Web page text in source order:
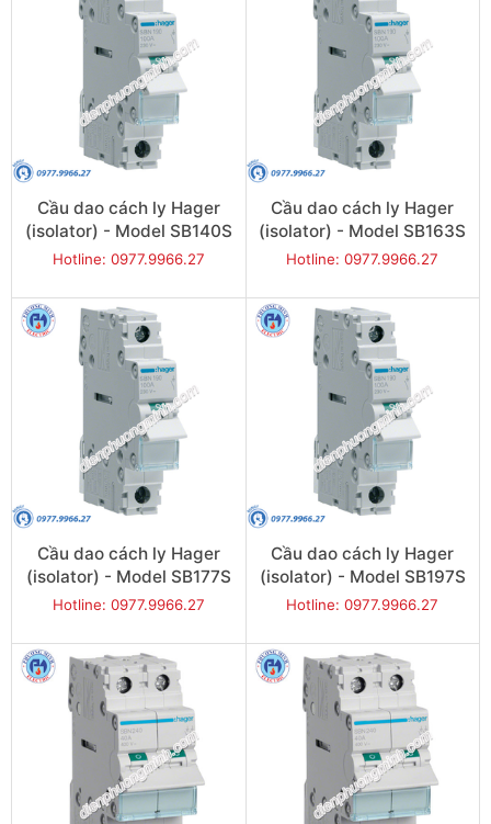
Cầu dao cách ly Hager
(isolator) - Model SB140S
Hotline: 0977.9966.27
Cầu dao cách ly Hager
(isolator) - Model SB163S
Hotline: 0977.9966.27
Cầu dao cách ly Hager
(isolator) - Model SB177S
Hotline: 0977.9966.27
Cầu dao cách ly Hager
(isolator) - Model SB197S
Hotline: 0977.9966.27